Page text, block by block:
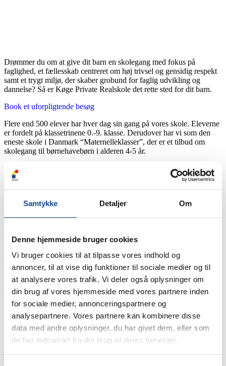
Samtykke Detaljer Om
Denne hjemmeside bruger cookies
Vi bruger cookies til at tilpasse vores indhold og
annoncer, til at vise dig funktioner til sociale medier og til
at analysere vores trafik. Vi deler også oplysninger om
din brug af vores hjemmeside med vores partnere inden
for sociale medier, annonceringspartnere og
analysepartnere. Vores partnere kan kombinere disse
data med andre oplysninger, du har givet dem, eller som
de har indsamlet fra din brug af deres tjenester.
Drømmer du om at give dit barn en skolegang med fokus på
faglighed, et fællesskab centreret om høj trivsel og gensidig respekt
samt et trygt miljø, der skaber grobund for faglig udvikling og
dannelse? Så er Køge Private Realskole det rette sted for dit barn.
Book et uforpligtende besøg
Flere end 500 elever har hver dag sin gang på vores skole. Eleverne
er fordelt på klassetrinene 0.-9. klasse. Derudover har vi som den
eneste skole i Danmark “Maternelleklasser”, der er et tilbud om
skolegang til børnehavebørn i alderen 4-5 år.
Læs mere om vores Mission, Vision og Værdier
for at fremme faglig udvikling og personlige kompetencer.
Faglighed og dannelse i centrum
niveau og pædagogiske evner, da kombinationen kan realisere og
udvikle elevernes potentiale. Vi har fokus på at motivere eleverne og
at stimulere deres nysgerrighed og lyst til at lære, opdage og
erkende.
Trivsel og respekt
På skolen har vi et fælles ansvar for at sikre en høj trivsel og respekt
for hinanden. Der skal være et positivt fællesskab. Det gælder både
mellem elever, lærere, forældre og øvrige. Vi tror nemlig på, at vi
udvikler os bedst i samspil med andre.